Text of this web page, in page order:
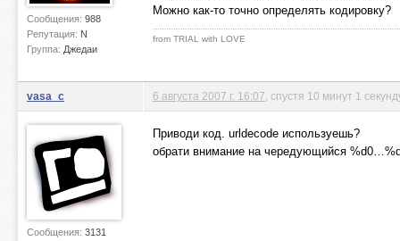
Сообщения: 988
Репутация: N
Группа: Джедаи
Можно как-то точно определять кодировку?
from TRIAL with LOVE
vasa_c
Сообщения: 3131
6 августа 2007 г. 16:07 , спустя 10 минут 1
Приводи код. urldecode используешь?
обрати внимание на чередующийся